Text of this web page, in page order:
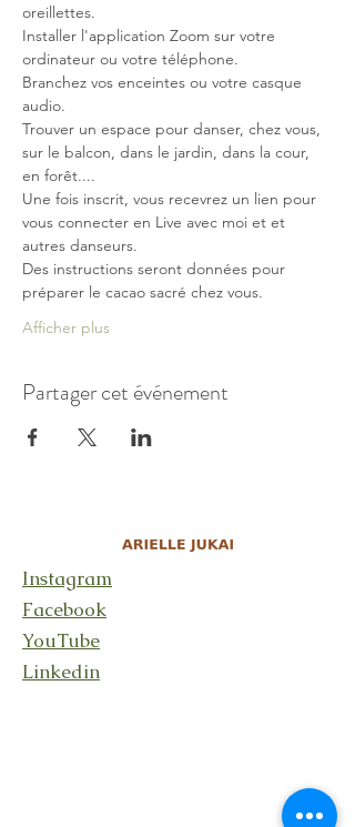
oreillettes.
Installer l'application Zoom sur votre
ordinateur ou votre téléphone.
Branchez vos enceintes ou votre casque
audio.
Trouver un espace pour danser, chez vous,
sur le balcon, dans le jardin, dans la cour,
en forêt....
Une fois inscrit, vous recevrez un lien pour
vous connecter en Live avec moi et et
autres danseurs.
Des instructions seront données pour
préparer le cacao sacré chez vous.
Afficher plus
Partager cet événement
Instagram
Facebook
YouTube
Linkedin